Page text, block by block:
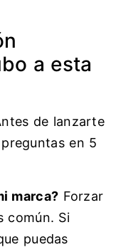
a esta
de lanzarte
en 5
marca? Forzar
común. Si
puedas